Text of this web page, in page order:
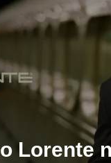
Lorente